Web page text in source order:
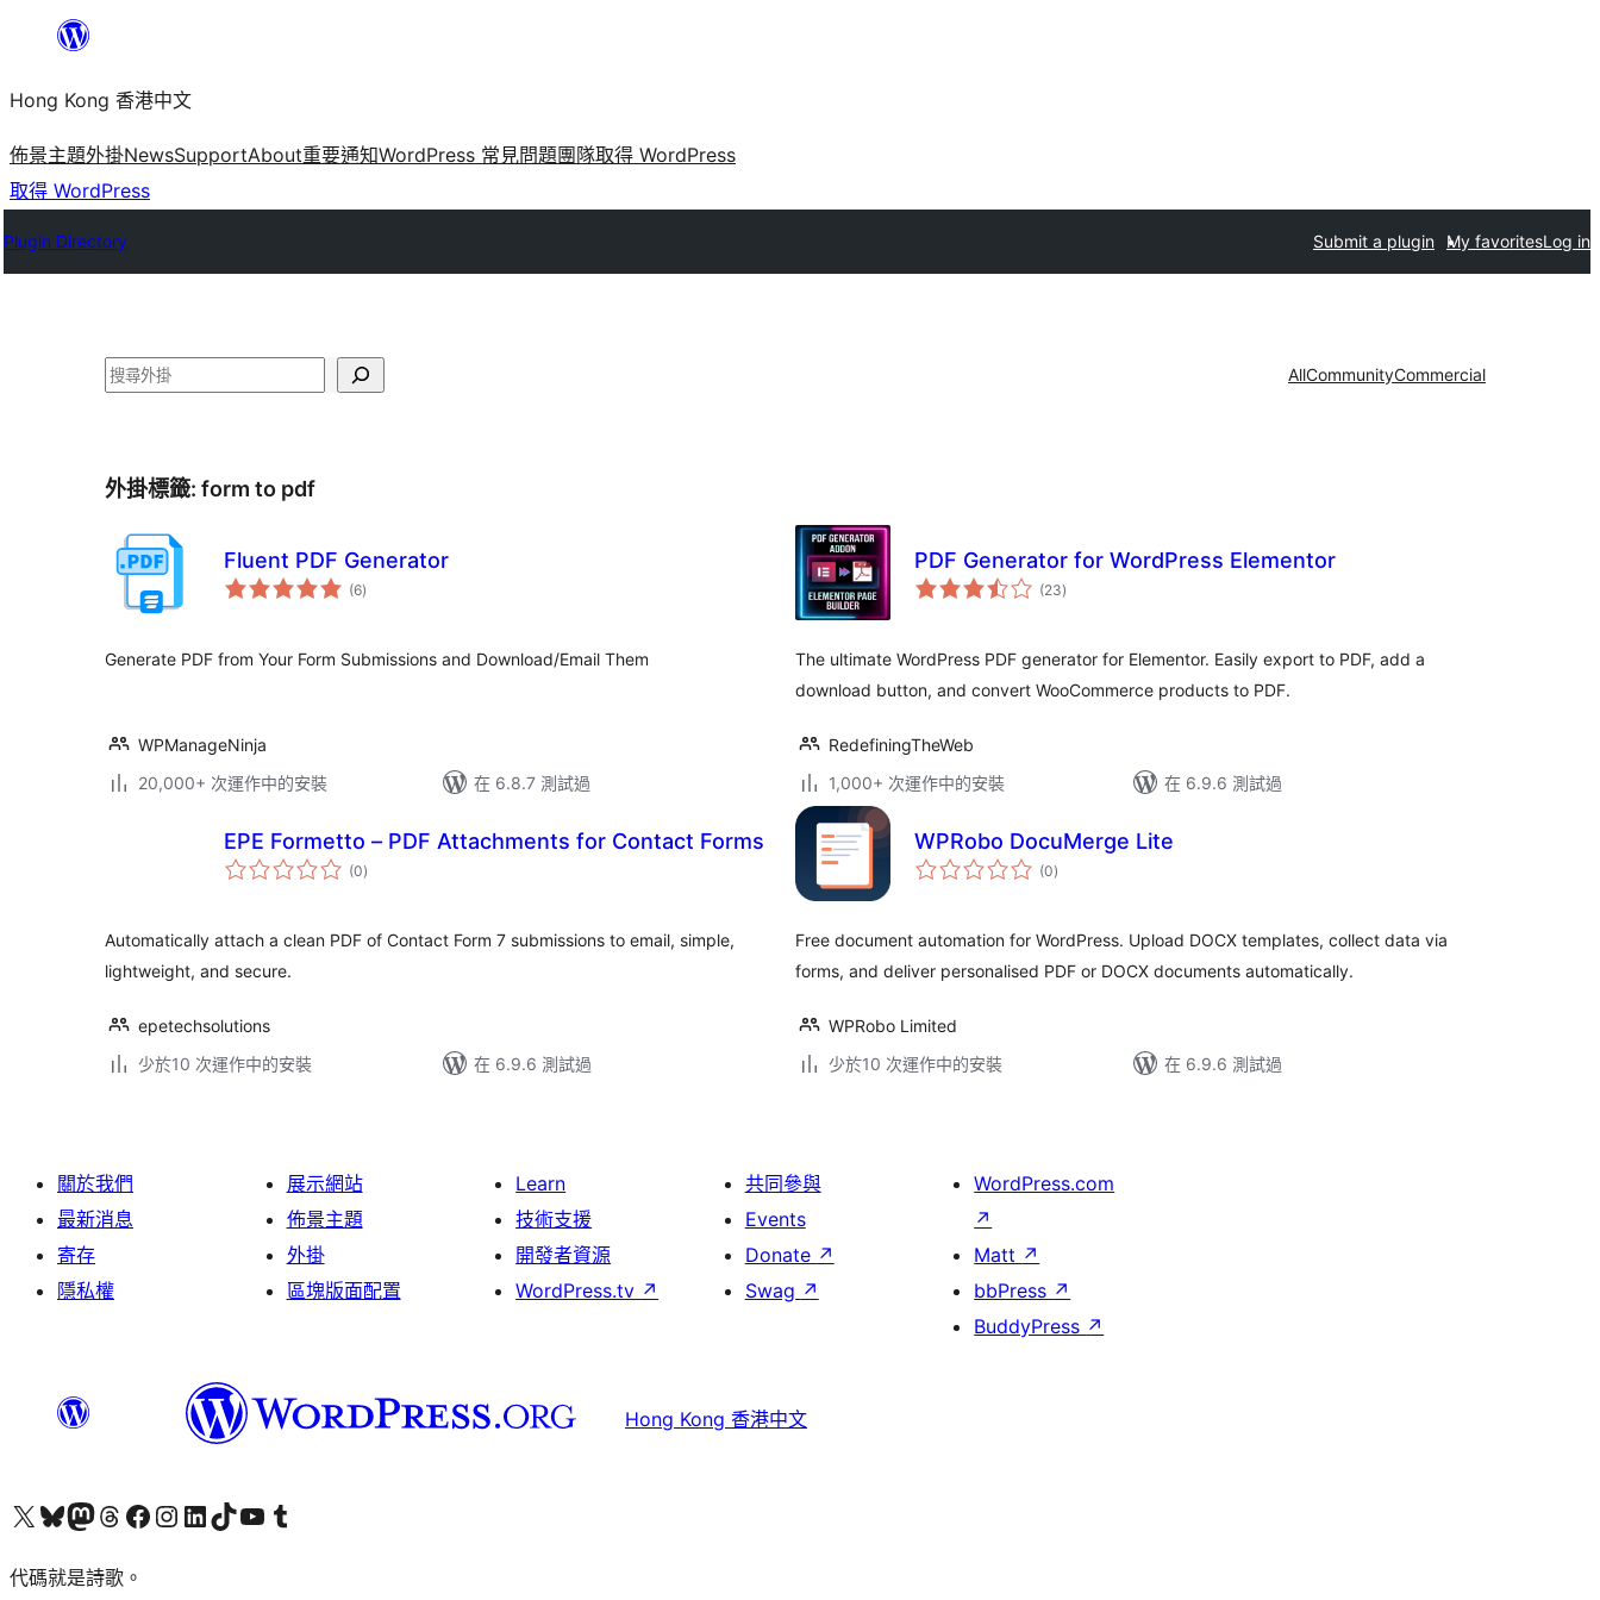
主
要
內
容
Hong Kong 香港中文
佈景主題外掛NewsSupportAbout重要通知WordPress 常見問題團隊取得 WordPress
取得 WordPress
Plugin Directory Submit a plugin My favoritesLog in
搜
AllCommunityCommercial
外掛標籤: form to pdf
Fluent PDF Generator
(6總
評)
Generate PDF from Your Form Submissions and Download/Email Them
WPManageNinja
20,000+ 次運作中的安裝
在 6.8.7 測試過
PDF Generator for WordPress Elementor
(23總
評)
The ultimate WordPress PDF generator for Elementor. Easily export to PDF, add a
download button, and convert WooCommerce products to PDF.
RedefiningTheWeb
1,000+ 次運作中的安裝
在 6.9.6 測試過
EPE Formetto – PDF Attachments for Contact Forms
(0總
評)
Automatically attach a clean PDF of Contact Form 7 submissions to email, simple,
lightweight, and secure.
epetechsolutions
少於10 次運作中的安裝
在 6.9.6 測試過
WPRobo DocuMerge Lite
(0總
評)
Free document automation for WordPress. Upload DOCX templates, collect data via
forms, and deliver personalised PDF or DOCX documents automatically.
WPRobo Limited
少於10 次運作中的安裝
在 6.9.6 測試過
關於我們
最新消息
寄存
隱私權
展示網站
佈景主題
外掛
區塊版面配置
Learn
技術支援
開發者資源
WordPress.tv ↗
共同參與
Events
Donate ↗
Swag ↗
WordPress.com
↗
Matt ↗
bbPress ↗
BuddyPress ↗
Hong Kong 香港中文
Visit our X (formerly Twitter) account
Visit our Bluesky account
Visit our Mastodon account
Visit our Threads account
訪問我們的 Facebook 專頁Visit our Instagram account
Visit our LinkedIn account
Visit our TikTok account
Visit our YouTube channel
Visit our Tumblr account
代碼就是詩歌。